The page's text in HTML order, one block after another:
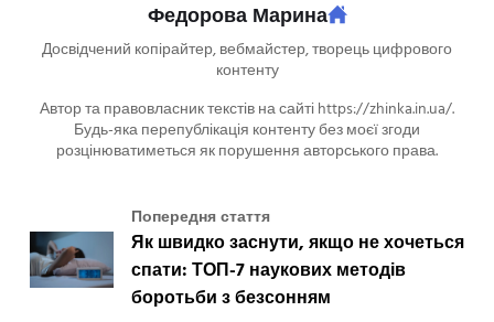
Федорова Марина
Досвідчений копірайтер, вебмайстер, творець цифрового
контенту
Автор та правовласник текстів на сайті https://zhinka.in.ua/.
Будь-яка перепублікація контенту без моєї згоди
розцінюватиметься як порушення авторського права.
Попередня стаття
Як швидко заснути, якщо не хочеться
спати: ТОП-7 наукових методів
боротьби з безсонням